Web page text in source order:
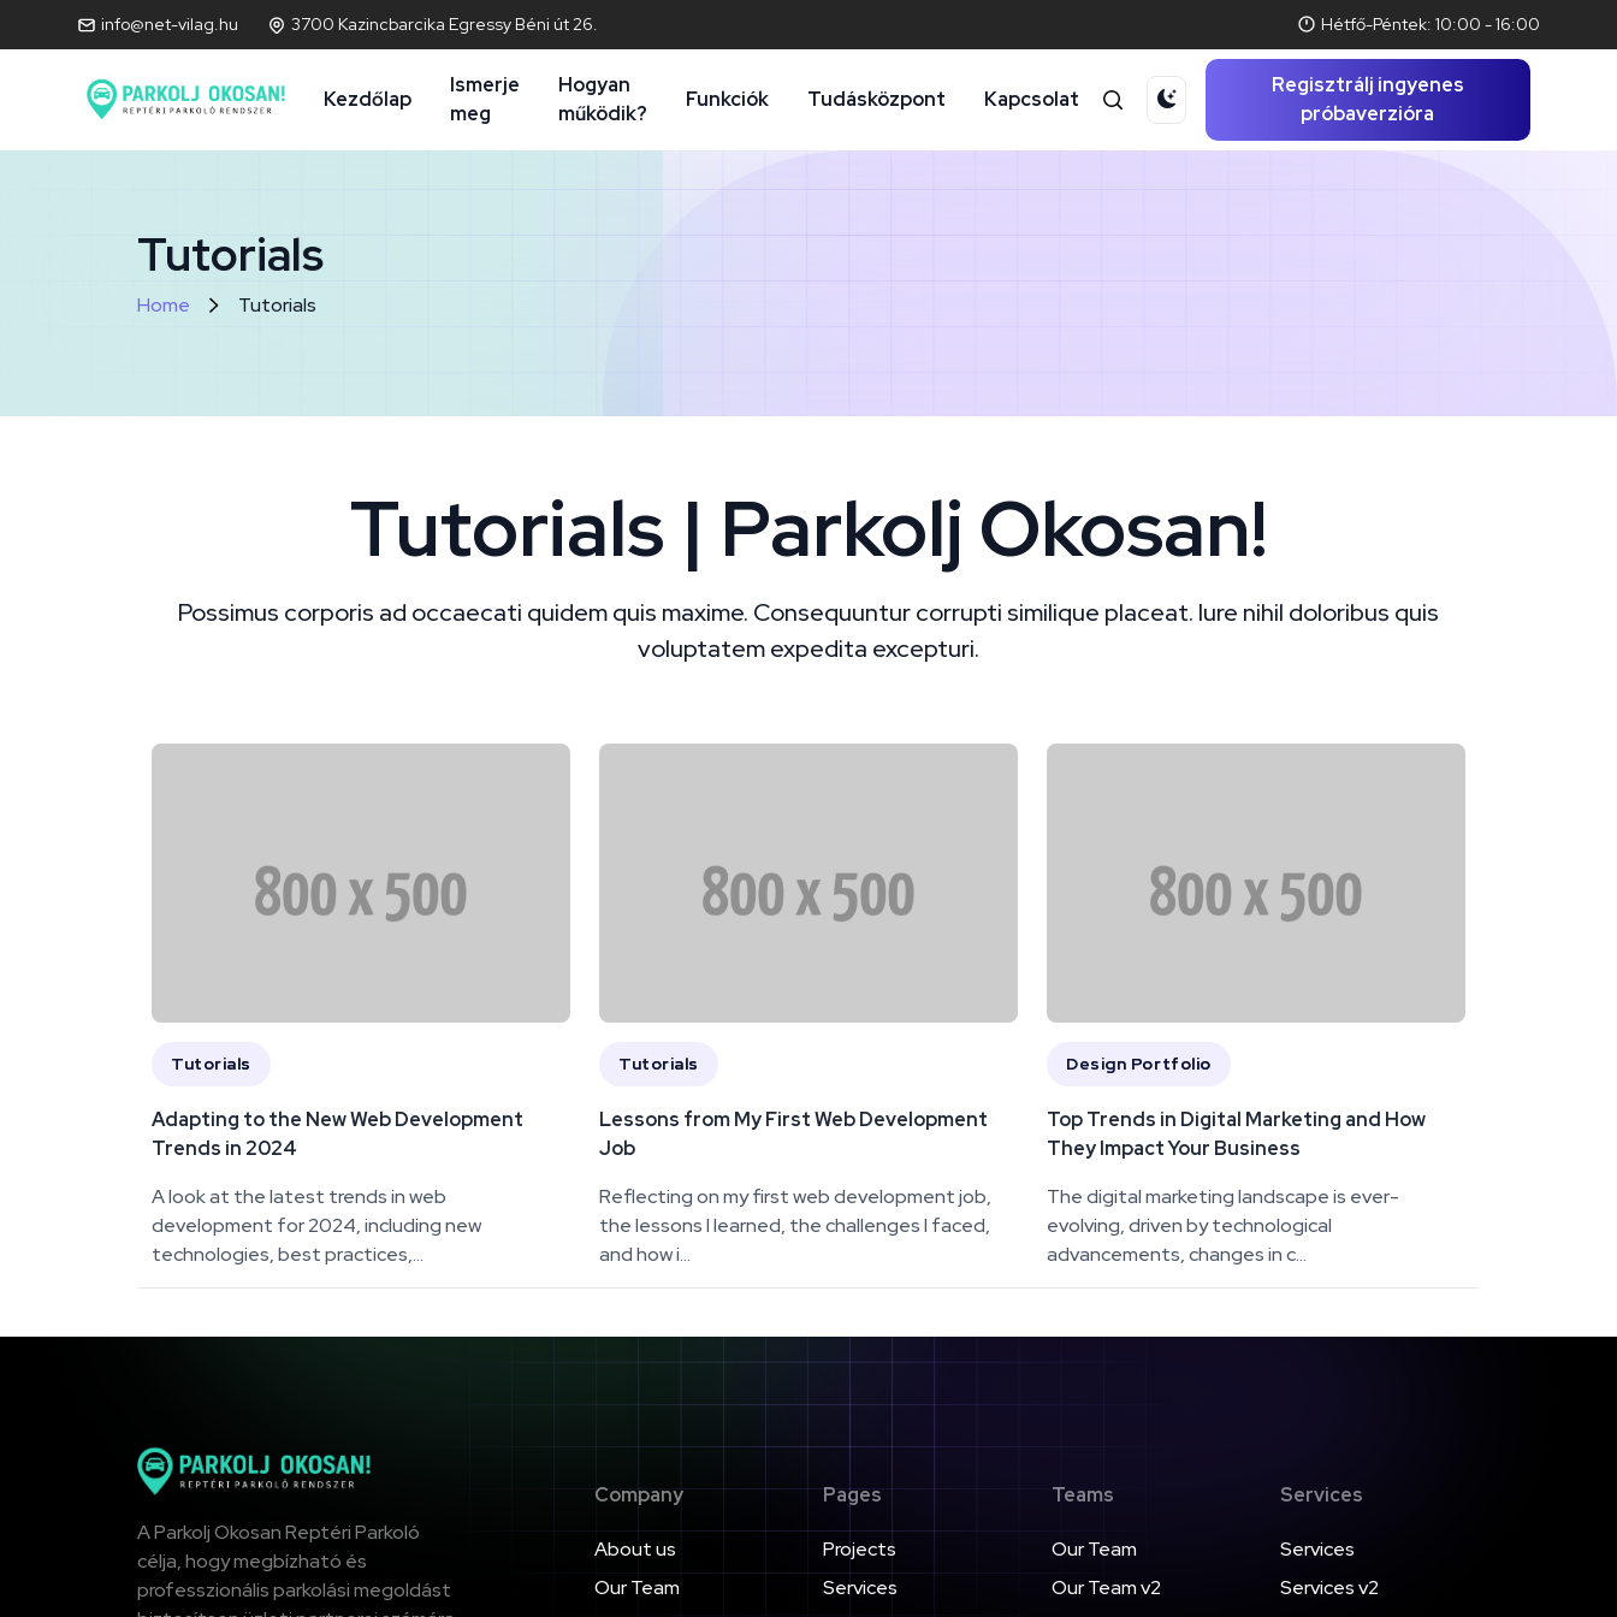
info@net-vilag.hu 3700 Kazincbarcika Egressy Béni út 26. Hétfő-Péntek: 10:00 - 16:00
Kezdőlap
Ismerje
meg
Hogyan
működik?
Funkciók Tudásközpont Kapcsolat
Regisztrálj ingyenes
próbaverzióra
Tutorials
Home Tutorials
Tutorials | Parkolj Okosan!
Possimus corporis ad occaecati quidem quis maxime. Consequuntur corrupti similique placeat. Iure nihil doloribus quis
voluptatem expedita excepturi.
Tutorials
Adapting to the New Web Development
Trends in 2024
A look at the latest trends in web
development for 2024, including new
technologies, best practices,...
Tutorials
Lessons from My First Web Development
Job
Reflecting on my first web development job,
the lessons I learned, the challenges I faced,
and how i...
Design Portfolio
Top Trends in Digital Marketing and How
They Impact Your Business
The digital marketing landscape is ever-
evolving, driven by technological
advancements, changes in c...
A Parkolj Okosan Reptéri Parkoló
célja, hogy megbízható és
professzionális parkolási megoldást
Company
About us
Our Team
Pages
Projects
Services
Teams
Our Team
Our Team v2
Services
Services
Services v2